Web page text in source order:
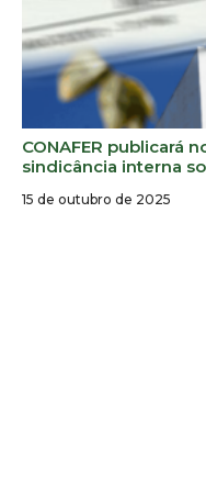
CONAFER publicará
sindicância interna
15 de outubro de 2025